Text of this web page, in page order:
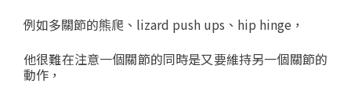
例如多關節的熊爬、lizard push ups、hip hinge，
他很難在注意一個關節的同時是又要維持另一個關節的
動作，